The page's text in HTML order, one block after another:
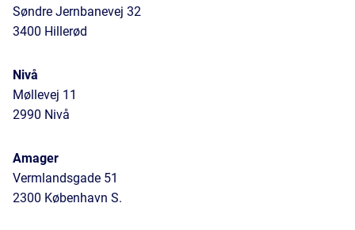
Søndre Jernbanevej 32
3400 Hillerød
Nivå
Møllevej 11
2990 Nivå
Amager
Vermlandsgade 51
2300 København S.